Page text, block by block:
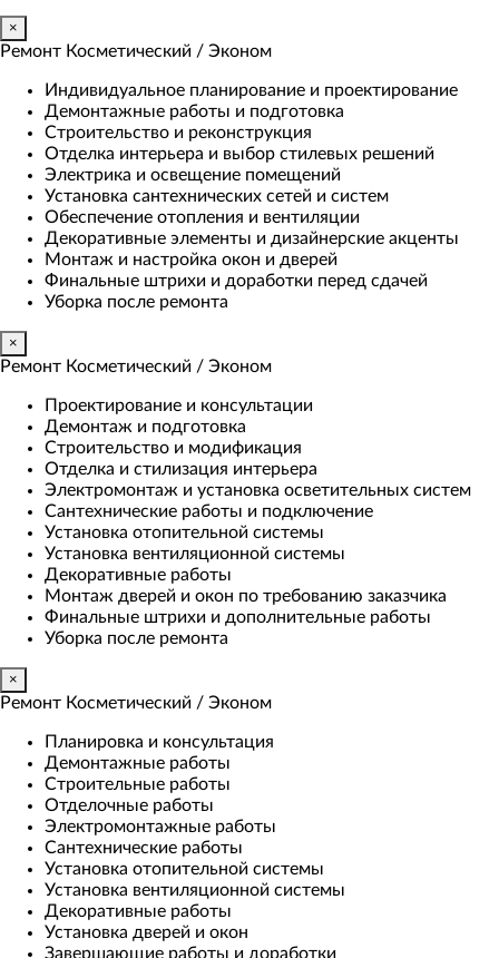
×
Ремонт Косметический / Эконом​
Индивидуальное планирование и проектирование
Демонтажные работы и подготовка
Строительство и реконструкция
Отделка интерьера и выбор стилевых решений
Электрика и освещение помещений
Установка сантехнических сетей и систем
Обеспечение отопления и вентиляции
Декоративные элементы и дизайнерские акценты
Монтаж и настройка окон и дверей
Финальные штрихи и доработки перед сдачей
Уборка после ремонта
×
Ремонт Косметический / Эконом​
Проектирование и консультации
Демонтаж и подготовка
Строительство и модификация
Отделка и стилизация интерьера
Электромонтаж и установка осветительных систем
Сантехнические работы и подключение
Установка отопительной системы
Установка вентиляционной системы
Декоративные работы
Монтаж дверей и окон по требованию заказчика
Финальные штрихи и дополнительные работы
Уборка после ремонта
×
Ремонт Косметический / Эконом​
Планировка и консультация
Демонтажные работы
Строительные работы
Отделочные работы
Электромонтажные работы
Сантехнические работы
Установка отопительной системы
Установка вентиляционной системы
Декоративные работы
Установка дверей и окон
Завершающие работы и доработки